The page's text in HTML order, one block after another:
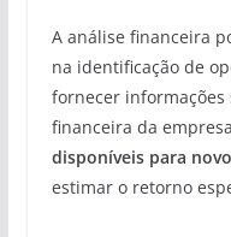
A análise financeira
na identificação de
fornecer informações
financeira da
disponíveis para
estimar o retorno